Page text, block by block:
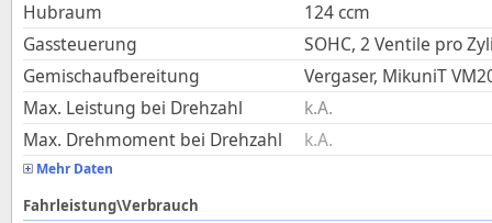
Hubraum
124 ccm
Gassteuerung
SOHC, 2 Ventile pro
Gemischaufbereitung
Vergaser, MikuniT
Max. Leistung bei Drehzahl
k.A.
Max. Drehmoment bei Drehzahl
k.A.
Mehr Daten
Fahrleistung\Verbrauch